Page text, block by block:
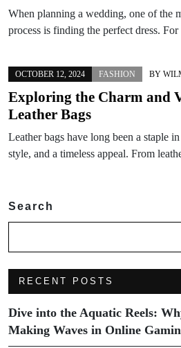
When planning a wedding, one of the
process is finding the perfect dress.
OCTOBER 12, 2024 FASHION BY
Exploring the Charm and
Leather Bags
Leather bags have long been a staple
style, and a timeless appeal. From
Search
RECENT POSTS
Dive into the Aquatic Reels:
Making Waves in Online